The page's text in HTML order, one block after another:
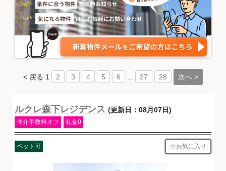
< 戻る 1 2 3 4 5 6 27 28 次へ >
ルクレ森下レジデンス (更新日：08月07日)
仲介手数料オフ 礼金0
ペット可 お気に入り